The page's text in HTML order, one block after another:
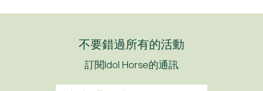
不要錯過所有的活動
訂閱Idol Horse的通訊